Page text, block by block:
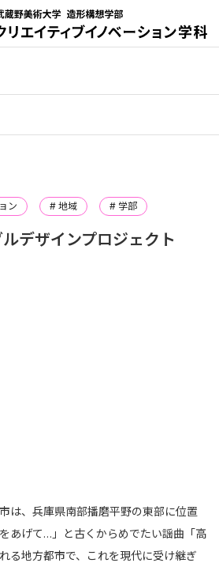
ン # 地域 # 学部
デザインプロジェクト
は、兵庫県南部播磨平野の東部に位置
あげて…」と古くからめでたい謡曲「高
る地方都市で、これを現代に受け継ぎ